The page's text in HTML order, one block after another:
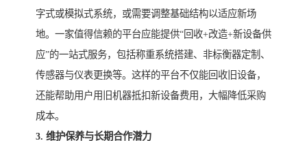
字式或模拟式系统，或需要调整基础结构以适应新场
地。一家值得信赖的平台应能提供“回收+改造+新设备供
应”的一站式服务，包括称重系统搭建、非标衡器定制、
传感器与仪表更换等。这样的平台不仅能回收旧设备，
还能帮助用户用旧机器抵扣新设备费用，大幅降低采购
成本。
3. 维护保养与长期合作潜力